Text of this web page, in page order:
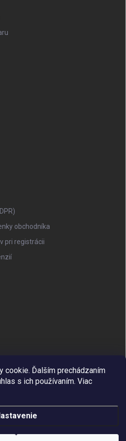
cookie. Ďalším prechádzaním
s ich používaním. Viac
obchodníka
pri registrácii